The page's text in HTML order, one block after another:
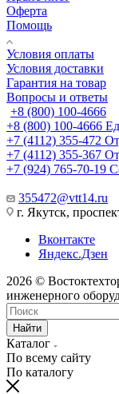
Оферта
Помощь
Условия оплаты
Условия доставки
Гарантия на товар
Вопросы и ответы
+8 (800) 100-4666
+8 (800) 100-4666
+7 (4112) 355-472
+7 (4112) 355-367
+7 (924) 765-70-19
355472@vtt14.ru
г. Якутск,
Вконтакте
Яндекс.Дзен
2026 ©
инженерного
Найти
Каталог
По всему сайту
По каталогу